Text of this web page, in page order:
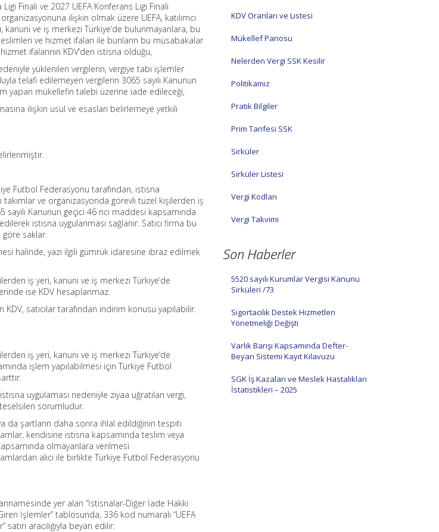
Finali ve 2027 UEFA Konferans Ligi Finali
ilişkin olmak üzere UEFA, katılımcı
ve iş merkezi Türkiye’de bulunmayanlara, bu
ve hizmet ifaları ile bunların bu müsabakalar
ifalarının KDV’den istisna olduğu,
yüklenilen vergilerin, vergiye tabi işlemler
telafi edilemeyen vergilerin 3065 sayılı Kanunun
yapan mükellefin talebi üzerine iade edileceği,
ilişkin usul ve esasları belirlemeye yetkili
Futbol Federasyonu tarafından, istisna
takımlar ve organizasyonda görevli tüzel kişilerden iş
Kanunun geçici 46 ncı maddesi kapsamında
istisna uygulanması sağlanır. Satıcı firma bu
göre saklar.
halinde, yazı ilgili gümrük idaresine ibraz edilmek
iş yeri, kanuni ve iş merkezi Türkiye’de
ise KDV hesaplanmaz.
satıcılar tarafından indirim konusu yapılabilir.
iş yeri, kanuni ve iş merkezi Türkiye’de
işlem yapılabilmesi için Türkiye Futbol
uygulaması nedeniyle ziyaa uğratılan vergi,
sorumludur.
da şartların daha sonra ihlal edildiğinin tespiti
kendisine istisna kapsamında teslim veya
olmayanlara verilmesi
alıcı ile birlikte Türkiye Futbol Federasyonu
yer alan “İstisnalar-Diğer İade Hakkı
İşlemler” tablosunda, 336 kod numaralı “UEFA
aracılığıyla beyan edilir.
KDV Oranları ve Listesi
Mükellef Panosu
Nelerden Vergi SSK Kesilir
Politikamız
Pratik Bilgiler
Prim Tarifesi SSK
Sirküler
Sirküler Listesi
Vergi Kodları
Vergi Takvimi
Son Haberler
5520 sayılı Kurumlar Vergisi Kanunu
Sirküleri /73
Sigortacılık Destek Hizmetleri
Yönetmeliği Değişti
Varlık Barışı Kapsamında Defter-
Beyan Sistemi Kayıt Kılavuzu
SGK İş Kazaları ve Meslek Hastalıkları
İstatistikleri – 2025